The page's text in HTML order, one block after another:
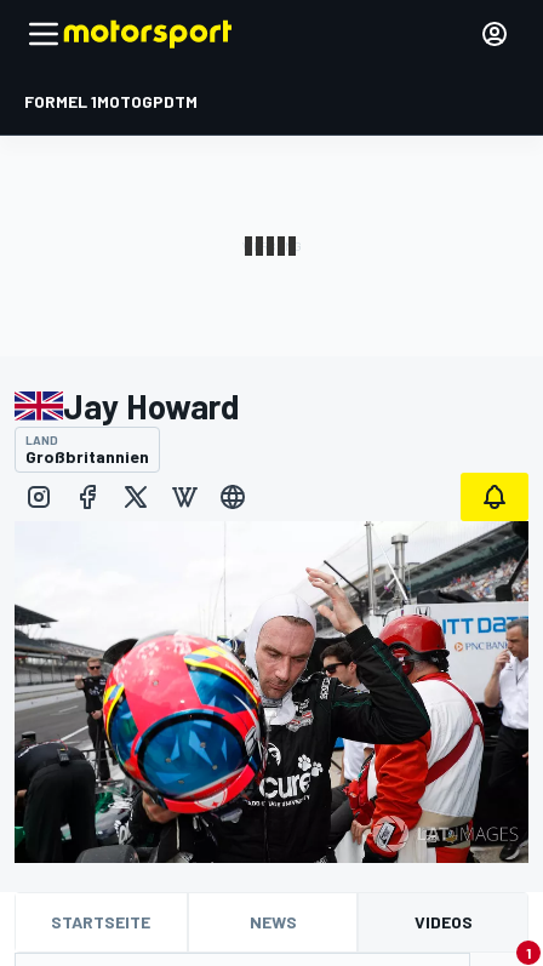
FORMEL 1MOTOGPDTM
Jay Howard
LAND
Großbritannien
STARTSEITE NEWS VIDEOS
1